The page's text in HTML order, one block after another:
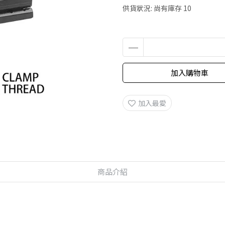
供貨狀況: 尚有庫存 10
加入購物車
加入最愛
商品介紹